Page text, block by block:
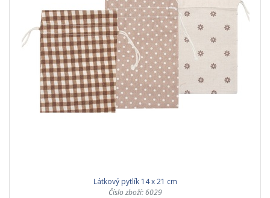
Látkový pytlík 14 x 21 cm
Číslo zboží: 6029